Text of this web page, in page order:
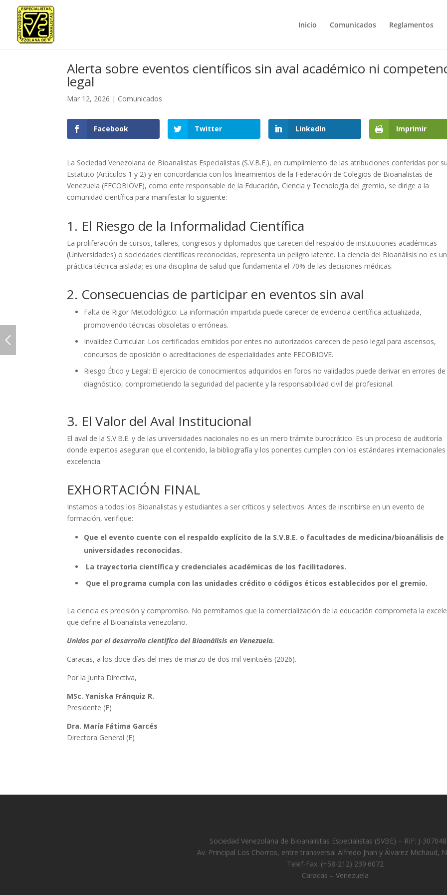
Inicio Comunicados Reglamentos
Alerta sobre eventos científicos sin aval académico ni
legal
Mar 12, 2026 | Comunicados
Facebook Twitter LinkedIn Imprimir
La Sociedad Venezolana de Bioanalistas Especialistas (S.V.B.E.), en cumplimiento de las atribuciones conferidas por
Estatuto (Artículos 1 y 2) y en concordancia con los lineamientos de la Federación de Colegios de Bioanalistas de
Venezuela (FECOBIOVE), como ente responsable de la Educación, Ciencia y Tecnología del gremio, se dirige a la
comunidad científica para manifestar lo siguiente:
1. El Riesgo de la Informalidad Científica
La proliferación de cursos, talleres, congresos y diplomados que carecen del respaldo de instituciones académicas
(Universidades) o sociedades científicas reconocidas, representa un peligro latente. La ciencia del Bioanálisis no es
práctica técnica aislada; es una disciplina de salud que fundamenta el 70% de las decisiones médicas.
2. Consecuencias de participar en eventos sin aval
Falta de Rigor Metodológico: La información impartida puede carecer de evidencia científica actualizada,
promoviendo técnicas obsoletas o erróneas.
Invalidez Curricular: Los certificados emitidos por entes no autorizados carecen de peso legal para ascensos,
concursos de oposición o acreditaciones de especialidades ante FECOBIOVE.
Riesgo Ético y Legal: El ejercicio de conocimientos adquiridos en foros no validados puede derivar en errores de
diagnóstico, comprometiendo la seguridad del paciente y la responsabilidad civil del profesional.
3. El Valor del Aval Institucional
El aval de la S.V.B.E. y de las universidades nacionales no es un mero trámite burocrático. Es un proceso de auditoría
donde expertos aseguran que el contenido, la bibliografía y los ponentes cumplen con los estándares
excelencia.
EXHORTACIÓN FINAL
Instamos a todos los Bioanalistas y estudiantes a ser críticos y selectivos. Antes de inscribirse en un evento de
formación, verifique:
Que el evento cuente con el respaldo explícito de la S.V.B.E. o facultades de medicina/bioanálisis de
universidades reconocidas.
La trayectoria científica y credenciales académicas de los facilitadores.
Que el programa cumpla con las unidades crédito o códigos éticos establecidos por el gremio.
La ciencia es precisión y compromiso. No permitamos que la comercialización de la educación comprometa la
que define al Bioanalista venezolano.
Unidos por el desarrollo científico del Bioanálisis en Venezuela.
Caracas, a los doce días del mes de marzo de dos mil veintiséis (2026).
Por la Junta Directiva,
MSc. Yaniska Fránquiz R.
Presidente (E)
Dra. María Fátima Garcés
Directora General (E)
Sociedad Venezolana de Bioanalistas Especialistas (SVBE) – RIF: J-
Av. Principal Los Chorros, entre transversal Alfredo Jhan y Álvarez Michaud,
Telef-Fax. (+58-212) 239.6072
Caracas – Venezuela